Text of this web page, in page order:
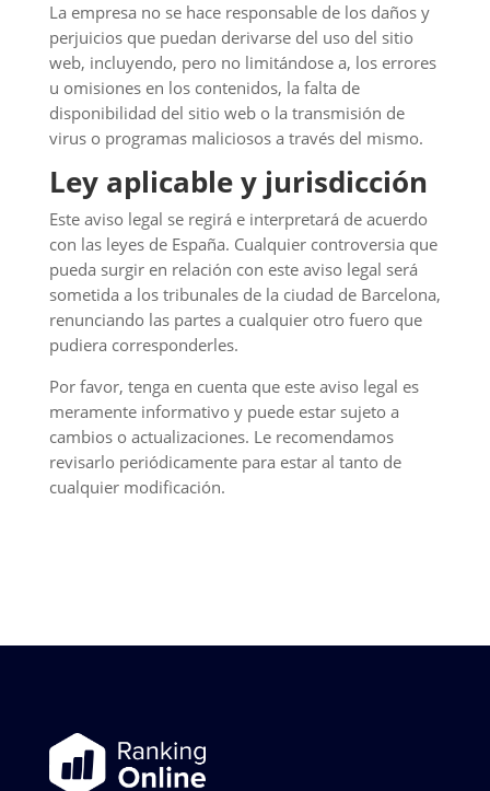
La empresa no se hace responsable de los daños y
perjuicios que puedan derivarse del uso del sitio
web, incluyendo, pero no limitándose a, los errores
u omisiones en los contenidos, la falta de
disponibilidad del sitio web o la transmisión de
virus o programas maliciosos a través del mismo.
Ley aplicable y jurisdicción
Este aviso legal se regirá e interpretará de acuerdo
con las leyes de España. Cualquier controversia que
pueda surgir en relación con este aviso legal será
sometida a los tribunales de la ciudad de Barcelona,
renunciando las partes a cualquier otro fuero que
pudiera corresponderles.
Por favor, tenga en cuenta que este aviso legal es
meramente informativo y puede estar sujeto a
cambios o actualizaciones. Le recomendamos
revisarlo periódicamente para estar al tanto de
cualquier modificación.